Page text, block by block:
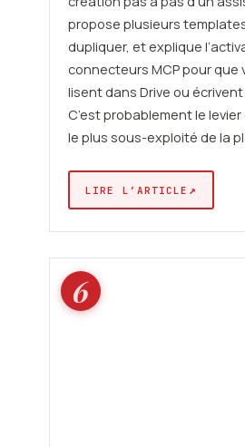
propose plusieurs
dupliquer, et explique
connecteurs MCP pour que
lisent dans Drive ou écrivent
C’est probablement le
le plus sous-exploité de la
LIRE L’ARTICLE ↗
6